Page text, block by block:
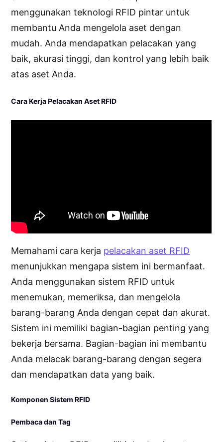
menggunakan teknologi RFID pintar untuk
membantu Anda mengelola aset dengan
mudah. ​​Anda mendapatkan pelacakan yang
baik, akurasi tinggi, dan kontrol yang lebih baik
atas aset Anda.
Cara Kerja Pelacakan Aset RFID
Memahami cara kerja pelacakan aset RFID
menunjukkan mengapa sistem ini bermanfaat.
Anda menggunakan sistem RFID untuk
menemukan, memeriksa, dan mengelola
barang-barang Anda dengan cepat dan akurat.
Sistem ini memiliki bagian-bagian penting yang
bekerja bersama. Bagian-bagian ini membantu
Anda melacak barang-barang dengan segera
dan mendapatkan data yang baik.
Komponen Sistem RFID
Pembaca dan Tag